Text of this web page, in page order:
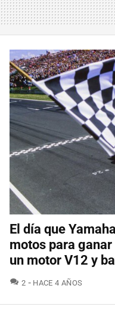
El día que
motos para
un motor V12 y
2 COMENTARIOS
HACE 4 AÑOS